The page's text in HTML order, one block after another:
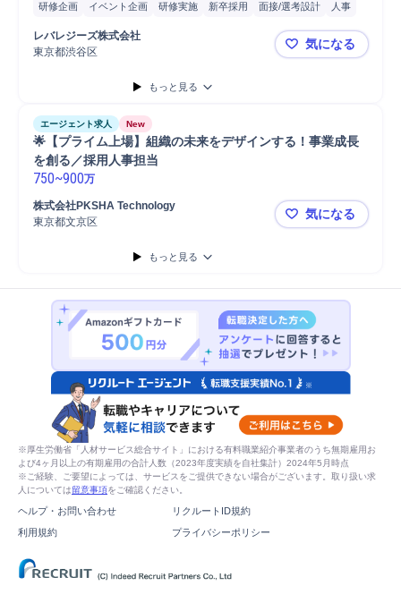
研修企画 イベント企画 研修実施 新卒採用 面接/選考設計
人事
企画立案
レバレジーズ株式会社
東京都渋谷区
✨レバレジ
気になる
もっと見る
エージェント求人 New
🌟【プライム上場】組織の未来をデザインする！事業成長
を創る／採用人事担当
750~900万
株式会社PKSHA Technology
東京都文京区
🌟【プライ
気になる
もっと見る
※厚生労働省「人材サービス総合サイト」における有料職業紹介事業者のうち無期雇用お
よび4ヶ月以上の有期雇用の合計人数（2023年度実績を自社集計）2024年5月時点
※ご経験、ご要望によっては、サービスをご提供できない場合がございます。取り扱い求
人については留意事項をご確認ください。
ヘルプ・お問い合わせ
リクルートID規約
利用規約
プライバシーポリシー